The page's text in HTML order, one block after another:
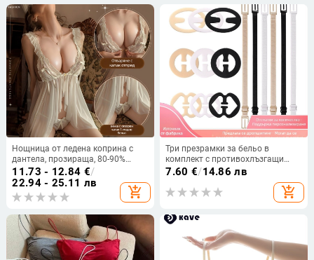
Нощница от ледена коприна с
дантела, прозираща, 80-90%
полиестер, сладък женски стил
11.73 - 12.84 €/
22.94 - 25.11 лв
add_shopping_cart
Три презрамки за бельо в
комплект с противохлъзгащи
катарами и невидими
7.60 €/14.86 лв
add_shopping_cart